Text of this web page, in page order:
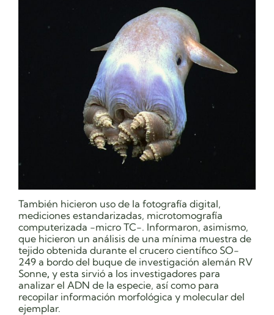
También hicieron uso de la fotografía digital,
mediciones estandarizadas, microtomografía
computerizada -micro TC-. Informaron, asimismo,
que hicieron un análisis de una mínima muestra de
tejido obtenida durante el crucero científico SO-
249 a bordo del buque de investigación alemán RV
Sonne, y esta sirvió a los investigadores para
analizar el ADN de la especie, así como para
recopilar información morfológica y molecular del
ejemplar.